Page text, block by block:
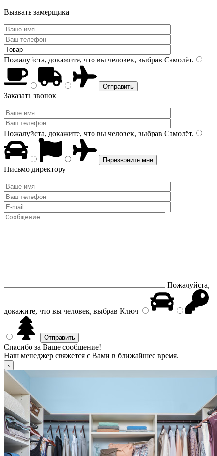
Вызвать замерщика
Пожалуйста, докажите, что вы человек, выбрав Самолёт.
Заказать звонок
Пожалуйста, докажите, что вы человек, выбрав Самолёт.
Письмо директору
Пожалуйста,
докажите, что вы человек, выбрав Ключ.
Спасибо за Ваше сообщение!
Наш менеджер свяжется с Вами в ближайшее время.